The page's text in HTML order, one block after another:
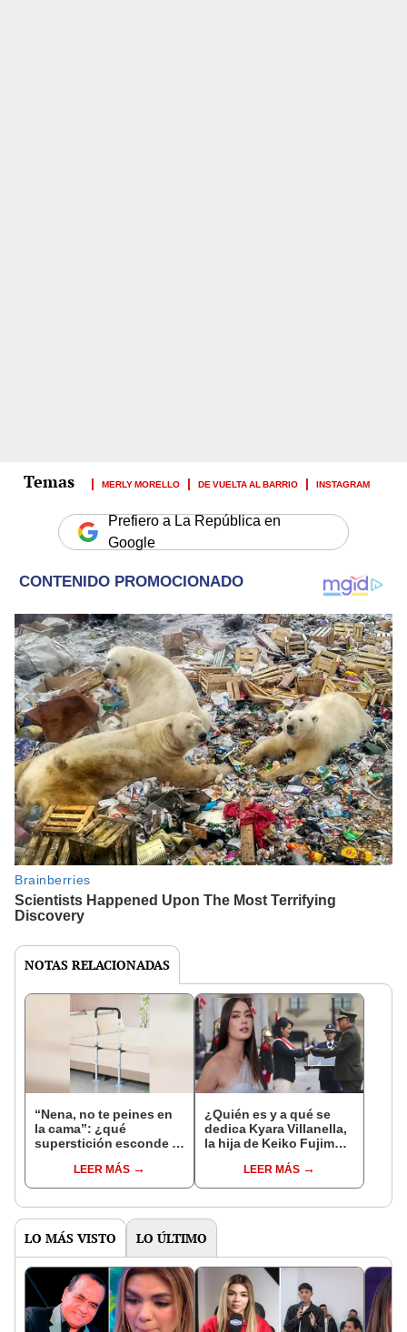
MERLY MORELLO DE VUELTA AL BARRIO INSTAGRAM
Prefiero a La República en
Google
NOTAS RELACIONADAS
“Nena, no te peines en
la cama”: ¿qué
superstición esconde la
Enanitos Verdes?
LEER MÁS
¿Quién es y a qué se
dedica Kyara Villanella,
la hija de Keiko Fujimori
nivel nacional?
LEER MÁS
LO MÁS VISTO LO ÚLTIMO